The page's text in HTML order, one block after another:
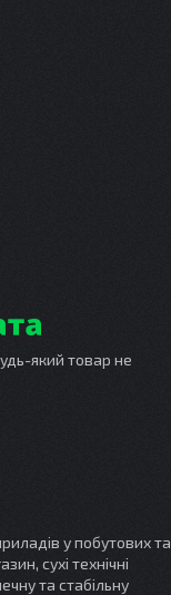
який товар не
у побутових та
сухі технічні
та стабільну